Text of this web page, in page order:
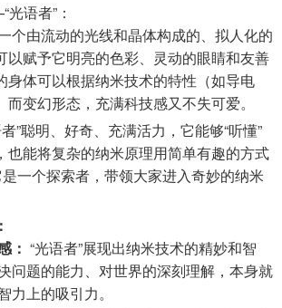
语者”：
个由流动的光线和晶体构成的、拟人化的
以赋予它明亮的色彩、灵动的眼睛和友善
身体可以根据纳米技术的特性（如导电
而变幻形态，充满科技感又不失可爱。
”聪明、好奇、充满活力，它能够“听懂”
也能将复杂的纳米原理用简单有趣的方式
是一个探索者，带领大家进入奇妙的纳米
： “光语者”展现出纳米技术的精妙和智
问题的能力、对世界的深刻理解，本身就
力上的吸引力。